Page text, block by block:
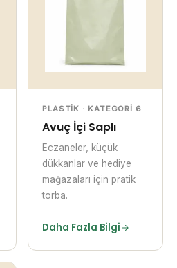
PLASTIK · KATEGORI 6
Avuç İçi Saplı
Eczaneler, küçük
dükkanlar ve hediye
mağazaları için pratik
torba.
Daha Fazla Bilgi